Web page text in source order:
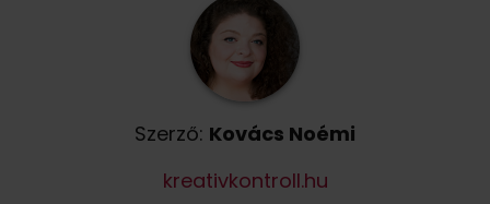
Szerző: Kovács Noémi
kreativkontroll.hu